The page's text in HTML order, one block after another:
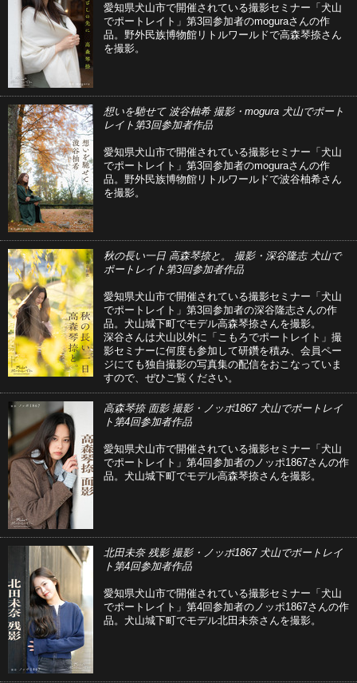
愛知県犬山市で開催されている撮影セミナー「犬山
でポートレイト」第3回参加者のmoguraさんの作
品。野外民族博物館リトルワールドで高森琴捺さん
を撮影。
想いを馳せて 波谷柚希 撮影・mogura 犬山でポート
レイト第3回参加者作品
愛知県犬山市で開催されている撮影セミナー「犬山
でポートレイト」第3回参加者のmoguraさんの作
品。野外民族博物館リトルワールドで波谷柚希さん
を撮影。
秋の長い一日 高森琴捺と。 撮影・深谷隆志 犬山で
ポートレイト第3回参加者作品
愛知県犬山市で開催されている撮影セミナー「犬山
でポートレイト」第3回参加者の深谷隆志さんの作
品。犬山城下町でモデル高森琴捺さんを撮影。
深谷さんは犬山以外に「こもろでポートレイト」撮
影セミナーに何度も参加して研鑽を積み、会員ペー
ジにても独自撮影の写真集の配信をおこなっていま
すので、ぜひご覧ください。
高森琴捺 面影 撮影・ノッポ1867 犬山でポートレイ
ト第4回参加者作品
愛知県犬山市で開催されている撮影セミナー「犬山
でポートレイト」第4回参加者のノッポ1867さんの作
品。犬山城下町でモデル高森琴捺さんを撮影。
北田未奈 残影 撮影・ノッポ1867 犬山でポートレイ
ト第4回参加者作品
愛知県犬山市で開催されている撮影セミナー「犬山
でポートレイト」第4回参加者のノッポ1867さんの作
品。犬山城下町でモデル北田未奈さんを撮影。